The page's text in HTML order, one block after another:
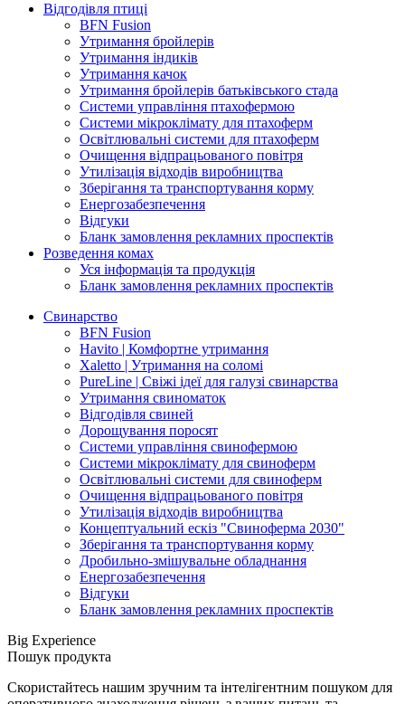
Відгодівля птиці
BFN Fusion
Утримання бройлерів
Утримання індиків
Утримання качок
Утримання бройлерів батьківського стада
Системи управління птахофермою
Системи мікроклімату для птахоферм
Освітлювальні системи для птахоферм
Очищення відпрацьованого повітря
Утилізація відходів виробництва
Зберігання та транспортування корму
Енергозабезпечення
Відгуки
Бланк замовлення рекламних проспектів
Розведення комах
Уся інформація та продукція
Бланк замовлення рекламних проспектів
Свинарство
BFN Fusion
Havito | Комфортне утримання
Xaletto | Утримання на соломі
PureLine | Свіжі ідеї для галузі свинарства
Утримання свиноматок
Відгодівля свиней
Дорощування поросят
Системи управління свинофермою
Системи мікроклімату для свиноферм
Освітлювальні системи для свиноферм
Очищення відпрацьованого повітря
Утилізація відходів виробництва
Концептуальний ескіз "Свиноферма 2030"
Зберігання та транспортування корму
Дробильно-змішувальне обладнання
Енергозабезпечення
Відгуки
Бланк замовлення рекламних проспектів
Big Experience
Пошук продукта
Скористайтесь нашим зручним та інтелігентним пошуком для